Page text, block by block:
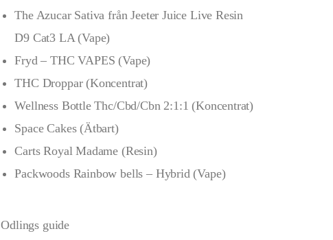
The Azucar Sativa från Jeeter Juice Live Resin
D9 Cat3 LA (Vape)
Fryd – THC VAPES (Vape)
THC Droppar (Koncentrat)
Wellness Bottle Thc/Cbd/Cbn 2:1:1 (Koncentrat)
Space Cakes (Ätbart)
Carts Royal Madame (Resin)
Packwoods Rainbow bells – Hybrid (Vape)
Odlings guide